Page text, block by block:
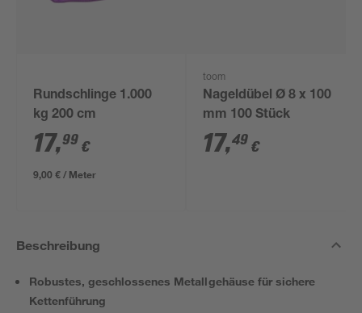
Rundschlinge 1.000
kg 200 cm
17,99 €
9,00 € / Meter
toom
Nageldübel Ø 8 x 100
mm 100 Stück
17,49 €
Beschreibung
Robustes, geschlossenes Metallgehäuse für sichere
Kettenführung